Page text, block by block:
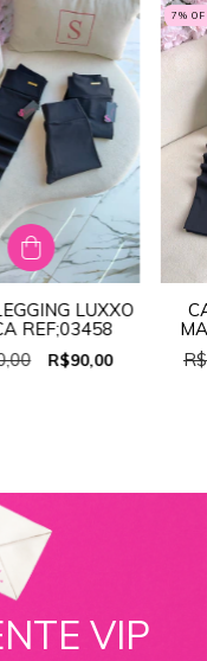
LUXXO
REF;03458
R$90,00
7%
VIP